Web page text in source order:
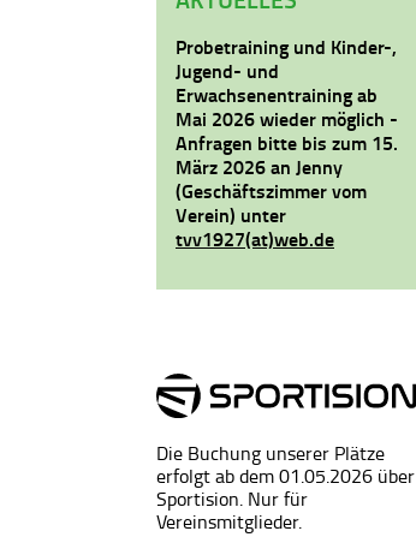
Probetraining und Kinder-,
Jugend- und
Erwachsenentraining ab
Mai 2026 wieder möglich -
Anfragen bitte bis zum 15.
März 2026 an Jenny
(Geschäftszimmer vom
Verein) unter
tvv1927(at)web.de
Die Buchung unserer Plätze
erfolgt ab dem 01.05.2026 über
Sportision. Nur für
Vereinsmitglieder.